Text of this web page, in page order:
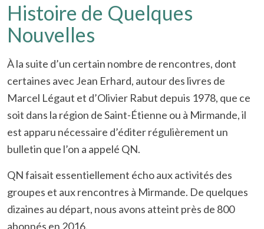
Histoire de Quelques
Nouvelles
À la suite d’un certain nombre de rencontres, dont
certaines avec Jean Erhard, autour des livres de
Marcel Légaut et d’Olivier Rabut depuis 1978, que ce
soit dans la région de Saint-Étienne ou à Mirmande, il
est apparu nécessaire d’éditer régulièrement un
bulletin que l’on a appelé QN.
QN faisait essentiellement écho aux activités des
groupes et aux rencontres à Mirmande. De quelques
dizaines au départ, nous avons atteint près de 800
abonnés en 2016.